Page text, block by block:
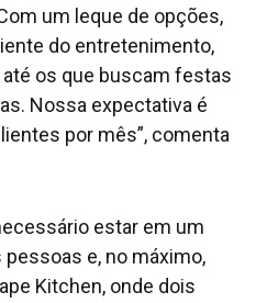
um leque de opções,
do entretenimento,
os que buscam festas
Nossa expectativa é
por mês”, comenta
estar em um
e, no máximo,
Kitchen, onde dois